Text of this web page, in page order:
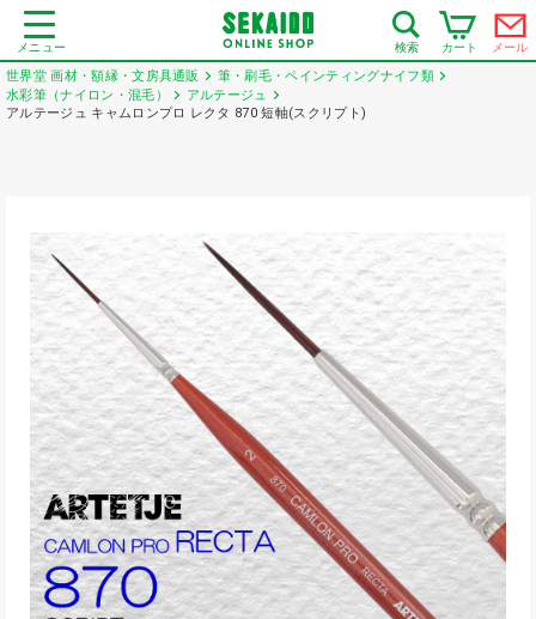
メニュー 検索 カート メール
世界堂 画材・額縁・文房具通販
筆・刷毛・ペインティングナイフ類
水彩筆（ナイロン・混毛）
アルテージュ
アルテージュ キャムロンプロ レクタ 870 短軸(スクリプト)